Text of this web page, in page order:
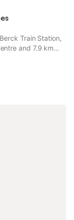
de
Train Station,
and 7.9 km
vous features